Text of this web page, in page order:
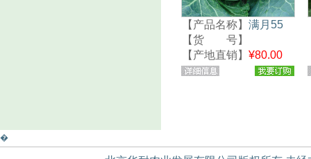
【产品名称】 满月55
【货 号】
294237307639
【产地直销】 ¥80.00
元/袋
�